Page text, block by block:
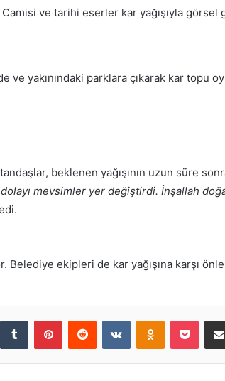
ve tarihi eserler kar yağışıyla görsel
yakınındaki parklara çıkarak kar topu
beklenen yağışının uzun süre
dolayı mevsimler yer değiştirdi. İnşallah
Belediye ekipleri de kar yağışına karşı
Tumblr PinterestReddit VKontakteOdnoklassniki